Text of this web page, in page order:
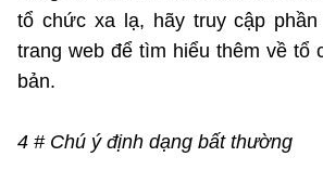
tổ chức xa lạ, hãy truy cập
trang web để tìm hiểu thêm về tổ
bản.
4 # Chú ý định dạng bất thường